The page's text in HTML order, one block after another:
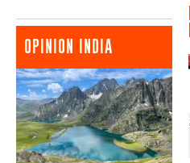
OPINION INDIA